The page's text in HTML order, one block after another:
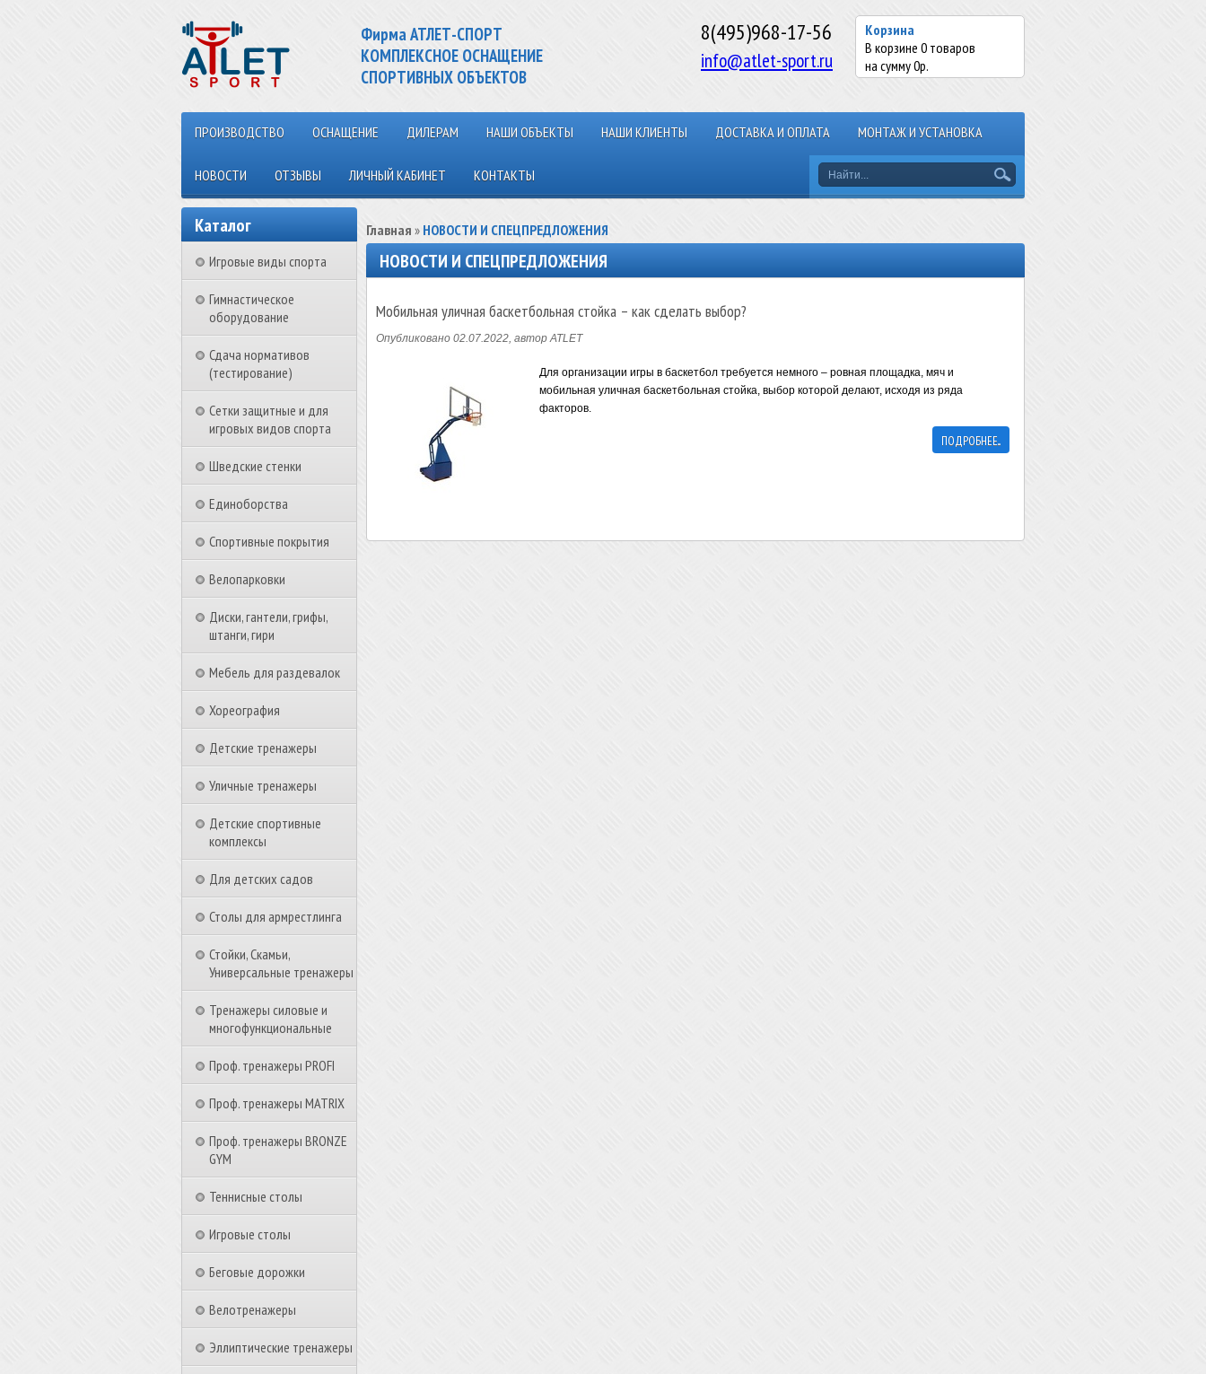
Фирма АТЛЕТ-СПОРТ
КОМПЛЕКСНОЕ ОСНАЩЕНИЕ
СПОРТИВНЫХ ОБЪЕКТОВ
Корзина
В корзине 0 товаров
на сумму0р.
8(495)968-17-56
info@atlet-sport.ru
ПРОИЗВОДСТВО ОСНАЩЕНИЕ ДИЛЕРАМ НАШИ ОБЪЕКТЫ НАШИ КЛИЕНТЫ ДОСТАВКА И ОПЛАТА МОНТАЖ И УСТАНОВКА
НОВОСТИ ОТЗЫВЫ ЛИЧНЫЙ КАБИНЕТ КОНТАКТЫ
Каталог
Игровые виды спорта
Гимнастическое
оборудование
Сдача нормативов
(тестирование)
Сетки защитные и для
игровых видов спорта
Шведские стенки
Единоборства
Спортивные покрытия
Велопарковки
Диски, гантели, грифы,
штанги, гири
Мебель для раздевалок
Хореография
Детские тренажеры
Уличные тренажеры
Детские спортивные
комплексы
Для детских садов
Столы для армрестлинга
Стойки, Скамьи,
Универсальные тренажеры
Тренажеры силовые и
многофункциональные
Проф. тренажеры PROFI
Проф. тренажеры MATRIX
Проф. тренажеры BRONZE
GYM
Теннисные столы
Игровые столы
Беговые дорожки
Велотренажеры
Эллиптические тренажеры
Главная » НОВОСТИ И СПЕЦПРЕДЛОЖЕНИЯ
НОВОСТИ И СПЕЦПРЕДЛОЖЕНИЯ
Мобильная уличная баскетбольная стойка – как сделать выбор?
Опубликовано 02.07.2022, автор ATLET
Для организации игры в баскетбол требуется немного – ровная площадка, мяч и
мобильная уличная баскетбольная стойка, выбор которой делают, исходя из ряда
факторов.
ПОДРОБНЕЕ...